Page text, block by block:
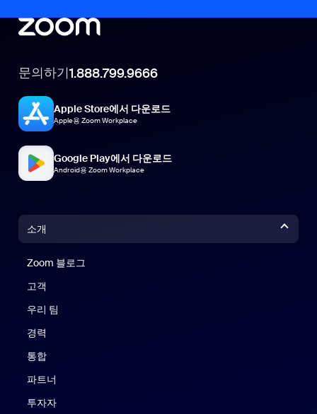
문의하기1.888.799.9666
Apple Store에서 다운로드
Apple용 Zoom Workplace
Google Play에서 다운로드
Android용 Zoom Workplace
소개
Zoom 블로그
고객
우리 팀
경력
통합
파트너
투자자